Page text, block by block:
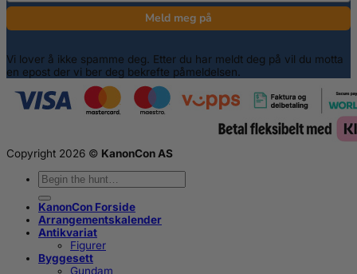
Meld meg på
Vi lover å ikke spamme deg. Etter du har meldt deg på vil du motta
en epost der vi ber deg bekrefte påmeldelsen.
Copyright 2026 © KanonCon AS
Søk
etter:
KanonCon Forside
Arrangementskalender
Antikvariat
Figurer
Byggesett
Gundam